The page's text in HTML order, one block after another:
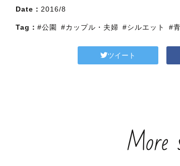
Date： 2016/8
Tag： #公園 #カップル・夫婦 #シルエット #青
ツイート
More